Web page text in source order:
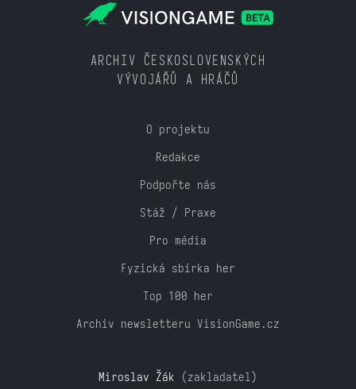
ARCHIV ČESKOSLOVENSKÝCH
VÝVOJÁŘŮ A HRÁČŮ
O projektu
Redakce
Podpořte nás
Stáž / Praxe
Pro média
Fyzická sbírka her
Top 100 her
Archiv newsletteru VisionGame.cz
Miroslav Žák (zakladatel)